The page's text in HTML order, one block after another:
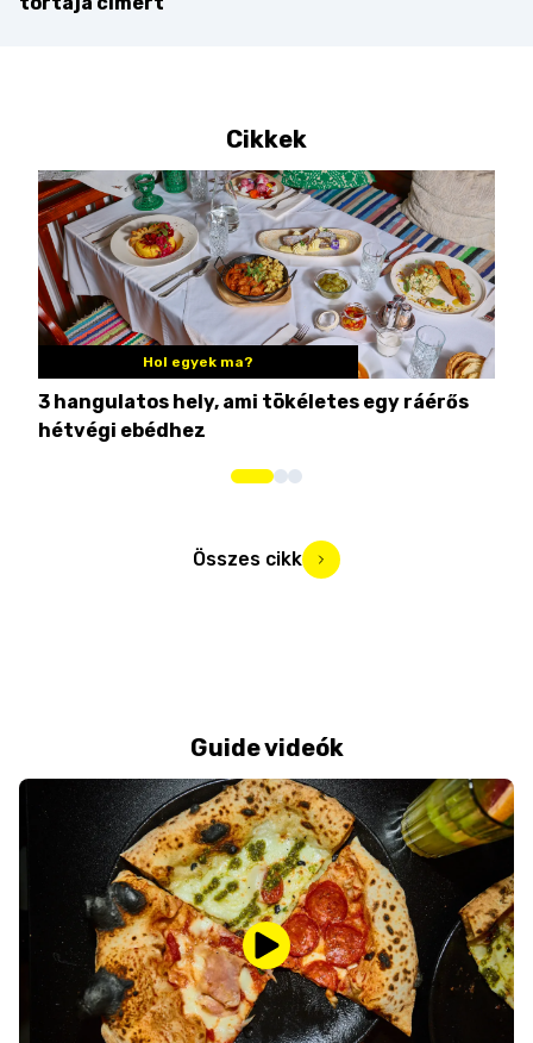
Cikkek
Hol egyek ma?
3 hangulatos hely, ami tökéletes egy ráérős
hétvégi ebédhez
Összes cikk
Guide videók